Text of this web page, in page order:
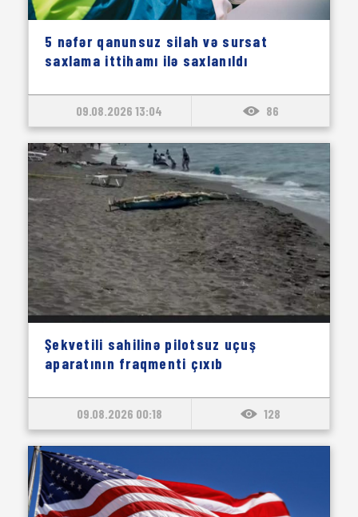
5 nəfər qanunsuz silah və sursat
saxlama ittihamı ilə saxlanıldı
09.08.2026 13:04 86
Şekvetili sahilinə pilotsuz uçuş
aparatının fraqmenti çıxıb
09.08.2026 00:18 128